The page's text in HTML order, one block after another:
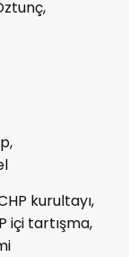
kurultayı,
içi tartışma,